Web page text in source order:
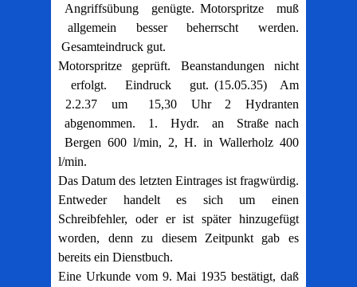
Angriffsübung genügte. Motorspritze muß
allgemein besser beherrscht werden.
Gesamteindruck gut.
Motorspritze geprüft. Beanstandungen nicht
erfolgt. Eindruck gut. (15.05.35) Am
2.2.37 um 15,30 Uhr 2 Hydranten
abgenommen. 1. Hydr. an Straße nach
Bergen 600 l/min, 2, H. in Wallerholz 400
l/min.
Das Datum des letzten Eintrages ist fragwürdig.
Entweder handelt es sich um einen
Schreibfehler, oder er ist später hinzugefügt
worden, denn zu diesem Zeitpunkt gab es
bereits ein Dienstbuch.
Eine Urkunde vom 9. Mai 1935 bestätigt, daß